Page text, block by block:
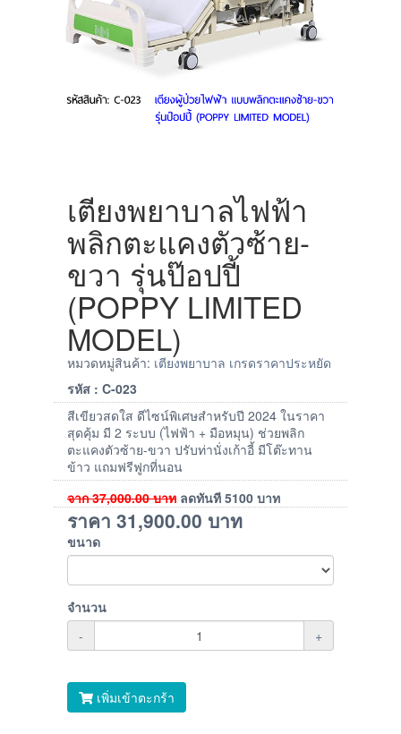
เตียงพยาบาลไฟฟ้า
พลิกตะแคงตัวซ้าย-
ขวา รุ่นป๊อปปี้
(POPPY LIMITED
MODEL)
หมวดหมู่สินค้า: เตียงพยาบาล เกรดราคาประหยัด
รหัส : C-023
สีเขียวสดใส ดีไซน์พิเศษสำหรับปี 2024 ในราคา
สุดคุ้ม มี 2 ระบบ (ไฟฟ้า + มือหมุน) ช่วยพลิก
ตะแคงตัวซ้าย-ขวา ปรับท่านั่งเก้าอี้ มีโต๊ะทาน
ข้าว แถมฟรีฟูกที่นอน
จาก37,000.00บาท ลดทันที 5100 บาท
ราคา 31,900.00 บาท
ขนาด
จำนวน
-
+
เพิ่มเข้าตะกร้า